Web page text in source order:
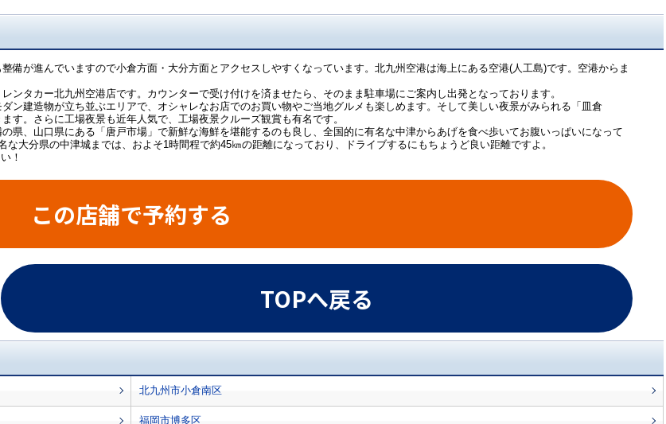
備が進んでいますので小倉方面・大分方面とアクセスしやすくなっています。北九州空港は海上にある空港(人工島)です。空港からま
タカー北九州空港店です。カウンターで受け付けを済ませたら、そのまま駐車場にご案内し出発となっております。
ン建造物が立ち並ぶエリアで、オシャレなお店でのお買い物やご当地グルメも楽しめます。そして美しい夜景がみられる「皿倉
す。さらに工場夜景も近年人気で、工場夜景クルーズ観賞も有名です。
県、山口県にある「唐戸市場」で新鮮な海鮮を堪能するのも良し、全国的に有名な中津からあげを食べ歩いてお腹いっぱいになって
大分県の中津城までは、およそ1時間程で約45㎞の距離になっており、ドライブするにもちょうど良い距離ですよ。
！
この店舗で予約する
TOPへ戻る
北九州市小倉南区
福岡市博多区